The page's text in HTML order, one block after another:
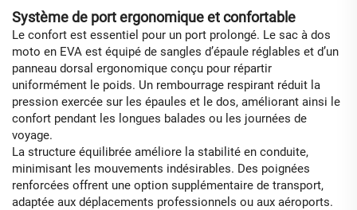
Système de port ergonomique et confortable
Le confort est essentiel pour un port prolongé. Le sac à dos
moto en EVA est équipé de sangles d’épaule réglables et d’un
panneau dorsal ergonomique conçu pour répartir
uniformément le poids. Un rembourrage respirant réduit la
pression exercée sur les épaules et le dos, améliorant ainsi le
confort pendant les longues balades ou les journées de
voyage.
La structure équilibrée améliore la stabilité en conduite,
minimisant les mouvements indésirables. Des poignées
renforcées offrent une option supplémentaire de transport,
adaptée aux déplacements professionnels ou aux aéroports.